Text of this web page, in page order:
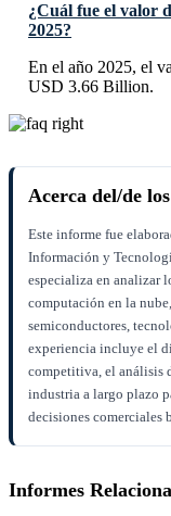
¿Cuál fue el valor
2025?
En el año 2025, el
USD 3.66 Billion.
Acerca del/de
Este informe fue
Información y
especializa en analizar
computación en la
semiconductores,
experiencia incluye el
competitiva, el análisis
industria a largo plazo
decisiones comerciales
Informes